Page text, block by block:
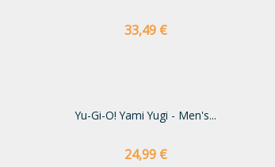
Preço
33,49 €
Yu-Gi-O! Yami Yugi - Men's...
Preço
24,99 €